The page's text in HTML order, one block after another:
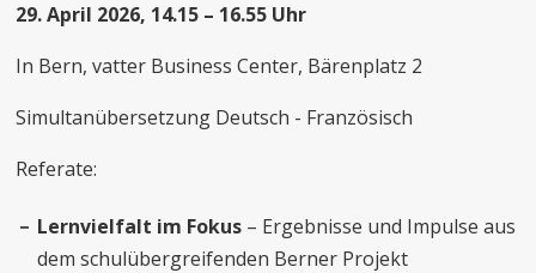
29. April 2026, 14.15 – 16.55 Uhr
In Bern, vatter Business Center, Bärenplatz 2
Simultanübersetzung Deutsch - Französisch
Referate:
Lernvielfalt im Fokus – Ergebnisse und Impulse aus
dem schulübergreifenden Berner Projekt